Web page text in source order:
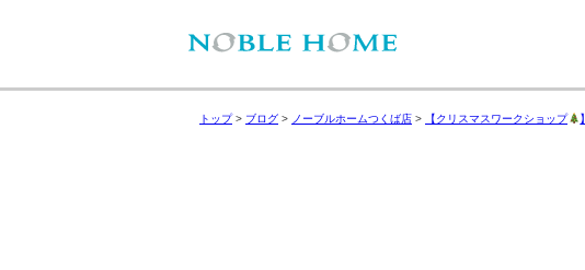
トップ> ブログ > ノーブルホームつくば店 > 【クリスマスワークショップ